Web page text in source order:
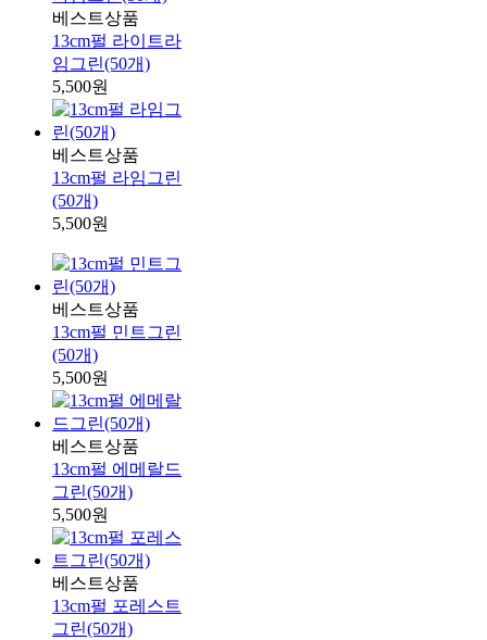
베스트상품
13cm펄 라이트라
임그린(50개)
5,500원
베스트상품
13cm펄 라임그린
(50개)
5,500원
베스트상품
13cm펄 민트그린
(50개)
5,500원
베스트상품
13cm펄 에메랄드
그린(50개)
5,500원
베스트상품
13cm펄 포레스트
그린(50개)